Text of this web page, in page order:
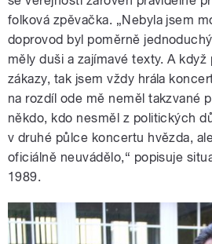
folková zpěvačka. „Nebyla jsem
doprovod byl poměrně
měly duši a zajímavé texty. A když
zákazy, tak jsem vždy hrála
na rozdíl ode mě neměl takzvané
někdo, kdo nesměl z politických
v druhé půlce koncertu hvězda,
oficiálně neuvádělo,“ popisuje
1989.